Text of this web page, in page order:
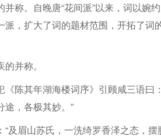
称。自晚唐“花间派”以来，词以婉
，扩大了词的题材范围，开拓了词
并称。
陈其年湖海楼词序》引顾咸三语曰
，各极其妙。”
及眉山苏氏，一洗绮罗香泽之态，